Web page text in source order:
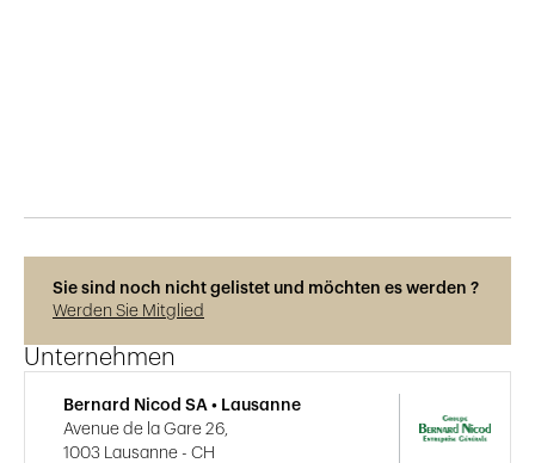
Sie sind noch nicht gelistet und möchten es werden ?
Werden Sie Mitglied
Unternehmen
Bernard Nicod SA • Lausanne
Avenue de la Gare 26,
1003 Lausanne - CH